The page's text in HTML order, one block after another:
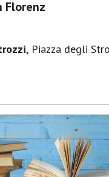
Florenz
, Piazza degli